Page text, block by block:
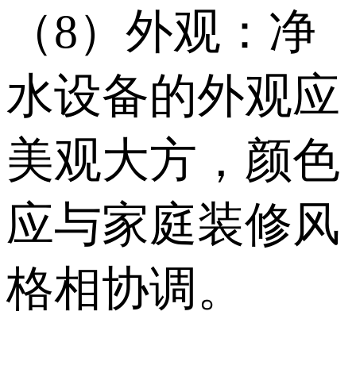
（8）外观：净
水设备的外观应
美观大方，颜色
应与家庭装修风
格相协调。